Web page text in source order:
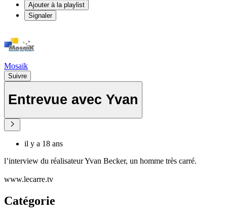
Ajouter à la playlist
Signaler
Mosaik
Suivre
Entrevue avec Yvan
il y a 18 ans
l’interview du réalisateur Yvan Becker, un homme très carré.
www.lecarre.tv
Catégorie